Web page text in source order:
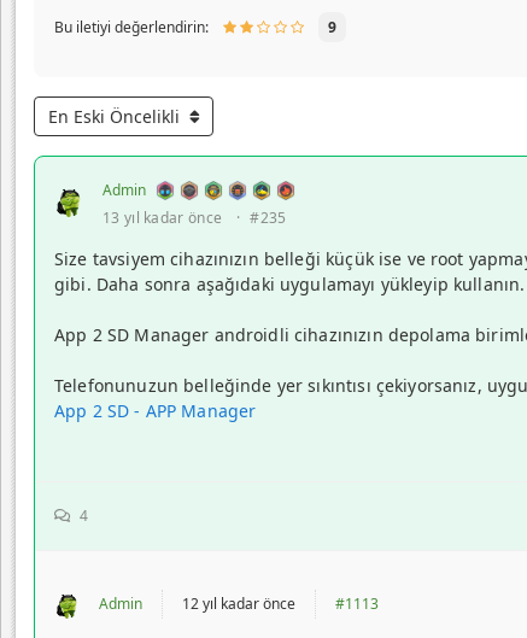
Bu iletiyi değerlendirin: 9
En Eski Öncelikli
Admin
13 yıl kadar önce
· #235
Size tavsiyem cihazınızın belleği küçük ise ve root
gibi. Daha sonra aşağıdaki uygulamayı yükleyip kullanın.
App 2 SD Manager androidli cihazınızın depolama
Telefonunuzun belleğinde yer sıkıntısı çekiyorsanız,
App 2 SD - APP Manager
4
Admin 12 yıl kadar önce #1113